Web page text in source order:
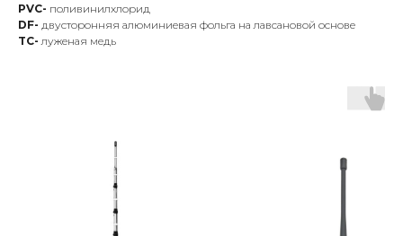
PVC- поливинилхлорид
DF- двусторонняя алюминиевая фольга на лавсановой основе
TC- луженая медь